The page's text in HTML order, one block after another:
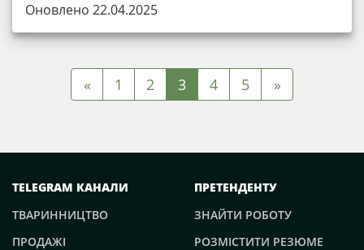
Оновлено 22.04.2025
« 1 2 3 4 5 »
TELEGRAM КАНАЛИ
ТВАРИННИЦТВО
ПРОДАЖІ
ПРЕТЕНДЕНТУ
ЗНАЙТИ РОБОТУ
РОЗМІСТИТИ РЕЗЮМЕ